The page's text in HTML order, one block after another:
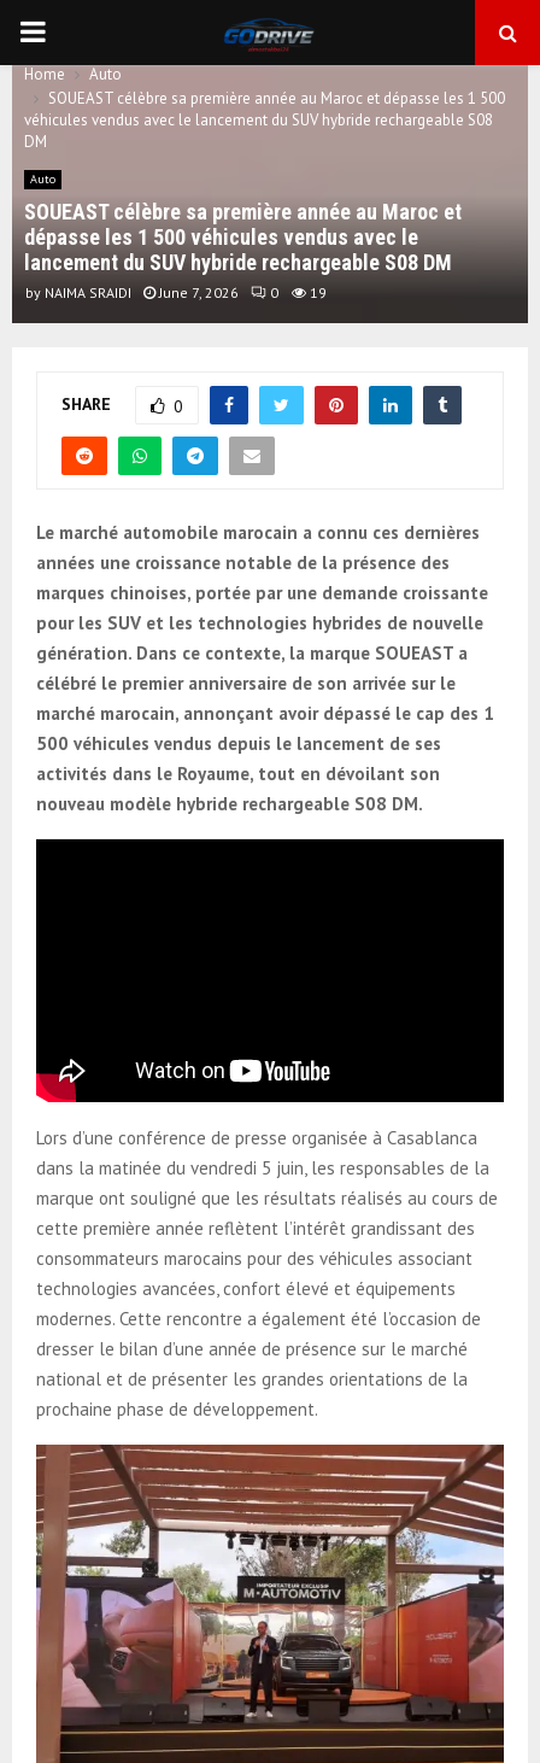
PRIMARY
MENU
Home
Auto
SOUEAST célèbre sa première année au Maroc et dépasse les 1 500
véhicules vendus avec le lancement du SUV hybride rechargeable S08
DM
Auto
SOUEAST célèbre sa première année au Maroc et
dépasse les 1 500 véhicules vendus avec le
lancement du SUV hybride rechargeable S08 DM
by NAIMA SRAIDI June 7, 2026 0 19
SHARE 0
Le marché automobile marocain a connu ces dernières
années une croissance notable de la présence des
marques chinoises, portée par une demande croissante
pour les SUV et les technologies hybrides de nouvelle
génération. Dans ce contexte, la marque SOUEAST a
célébré le premier anniversaire de son arrivée sur le
marché marocain, annonçant avoir dépassé le cap des 1
500 véhicules vendus depuis le lancement de ses
activités dans le Royaume, tout en dévoilant son
nouveau modèle hybride rechargeable S08 DM.
Lors d’une conférence de presse organisée à Casablanca
dans la matinée du vendredi 5 juin, les responsables de la
marque ont souligné que les résultats réalisés au cours de
cette première année reflètent l’intérêt grandissant des
consommateurs marocains pour des véhicules associant
technologies avancées, confort élevé et équipements
modernes. Cette rencontre a également été l’occasion de
dresser le bilan d’une année de présence sur le marché
national et de présenter les grandes orientations de la
prochaine phase de développement.